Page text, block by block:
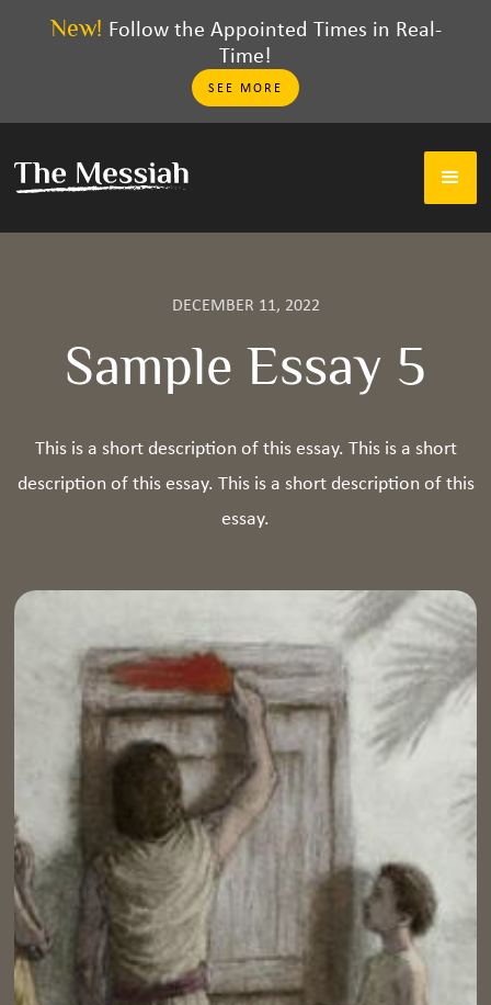
New! Follow the Appointed Times in Real-
Time!
SEE MORE
DECEMBER 11, 2022
Sample Essay 5
This is a short description of this essay. This is a short
description of this essay. This is a short description of this
essay.